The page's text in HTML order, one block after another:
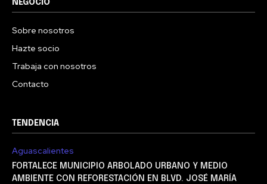
NEGOCIO
Sobre nosotros
Hazte socio
Trabaja con nosotros
Contacto
TENDENCIA
Aguascalientes
FORTALECE MUNICIPIO ARBOLADO URBANO Y MEDIO
AMBIENTE CON REFORESTACIÓN EN BLVD. JOSÉ MARÍA